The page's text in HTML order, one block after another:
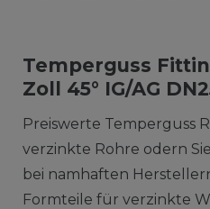
Temperguss
Zoll 45° IG/AG
Preiswerte Temperguss
verzinkte Rohre odern
bei namhaften
Formteile für verzinkte